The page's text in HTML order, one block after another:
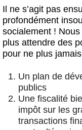
Il ne s’agit pas
profondément
socialement !
plus attendre des
pour ne plus
Un plan de
publics
Une fiscalité
impôt sur les
transactions